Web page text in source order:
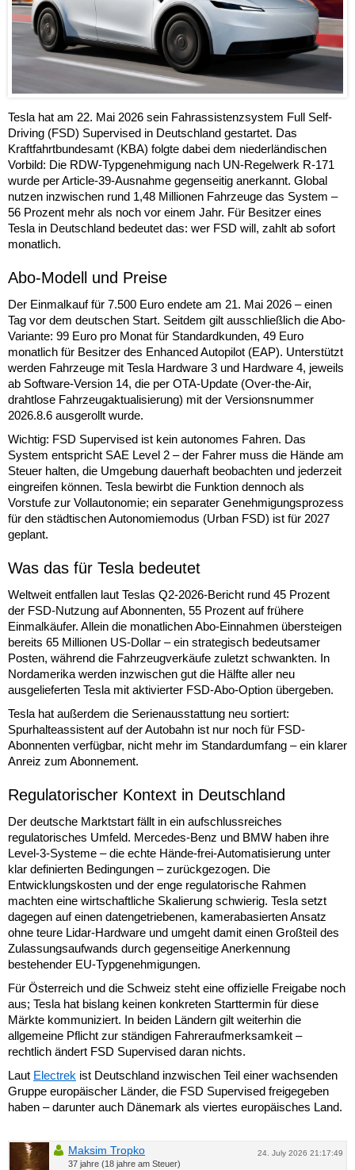
Tesla hat am 22. Mai 2026 sein Fahrassistenzsystem Full Self-
Driving (FSD) Supervised in Deutschland gestartet. Das
Kraftfahrtbundesamt (KBA) folgte dabei dem niederländischen
Vorbild: Die RDW-Typgenehmigung nach UN-Regelwerk R-171
wurde per Article-39-Ausnahme gegenseitig anerkannt. Global
nutzen inzwischen rund 1,48 Millionen Fahrzeuge das System –
56 Prozent mehr als noch vor einem Jahr. Für Besitzer eines
Tesla in Deutschland bedeutet das: wer FSD will, zahlt ab sofort
monatlich.
Abo-Modell und Preise
Der Einmalkauf für 7.500 Euro endete am 21. Mai 2026 – einen
Tag vor dem deutschen Start. Seitdem gilt ausschließlich die Abo-
Variante: 99 Euro pro Monat für Standardkunden, 49 Euro
monatlich für Besitzer des Enhanced Autopilot (EAP). Unterstützt
werden Fahrzeuge mit Tesla Hardware 3 und Hardware 4, jeweils
ab Software-Version 14, die per OTA-Update (Over-the-Air,
drahtlose Fahrzeugaktualisierung) mit der Versionsnummer
2026.8.6 ausgerollt wurde.
Wichtig: FSD Supervised ist kein autonomes Fahren. Das
System entspricht SAE Level 2 – der Fahrer muss die Hände am
Steuer halten, die Umgebung dauerhaft beobachten und jederzeit
eingreifen können. Tesla bewirbt die Funktion dennoch als
Vorstufe zur Vollautonomie; ein separater Genehmigungsprozess
für den städtischen Autonomiemodus (Urban FSD) ist für 2027
geplant.
Was das für Tesla bedeutet
Weltweit entfallen laut Teslas Q2-2026-Bericht rund 45 Prozent
der FSD-Nutzung auf Abonnenten, 55 Prozent auf frühere
Einmalkäufer. Allein die monatlichen Abo-Einnahmen übersteigen
bereits 65 Millionen US-Dollar – ein strategisch bedeutsamer
Posten, während die Fahrzeugverkäufe zuletzt schwankten. In
Nordamerika werden inzwischen gut die Hälfte aller neu
ausgelieferten Tesla mit aktivierter FSD-Abo-Option übergeben.
Tesla hat außerdem die Serienausstattung neu sortiert:
Spurhalteassistent auf der Autobahn ist nur noch für FSD-
Abonnenten verfügbar, nicht mehr im Standardumfang – ein klarer
Anreiz zum Abonnement.
Regulatorischer Kontext in Deutschland
Der deutsche Marktstart fällt in ein aufschlussreiches
regulatorisches Umfeld. Mercedes-Benz und BMW haben ihre
Level-3-Systeme – die echte Hände-frei-Automatisierung unter
klar definierten Bedingungen – zurückgezogen. Die
Entwicklungskosten und der enge regulatorische Rahmen
machten eine wirtschaftliche Skalierung schwierig. Tesla setzt
dagegen auf einen datengetriebenen, kamerabasierten Ansatz
ohne teure Lidar-Hardware und umgeht damit einen Großteil des
Zulassungsaufwands durch gegenseitige Anerkennung
bestehender EU-Typgenehmigungen.
Für Österreich und die Schweiz steht eine offizielle Freigabe noch
aus; Tesla hat bislang keinen konkreten Starttermin für diese
Märkte kommuniziert. In beiden Ländern gilt weiterhin die
allgemeine Pflicht zur ständigen Fahreraufmerksamkeit –
rechtlich ändert FSD Supervised daran nichts.
Laut Electrek ist Deutschland inzwischen Teil einer wachsenden
Gruppe europäischer Länder, die FSD Supervised freigegeben
haben – darunter auch Dänemark als viertes europäisches Land.
24. July 2026 21:17:49
Maksim Tropko
37 jahre (18 jahre am Steuer)